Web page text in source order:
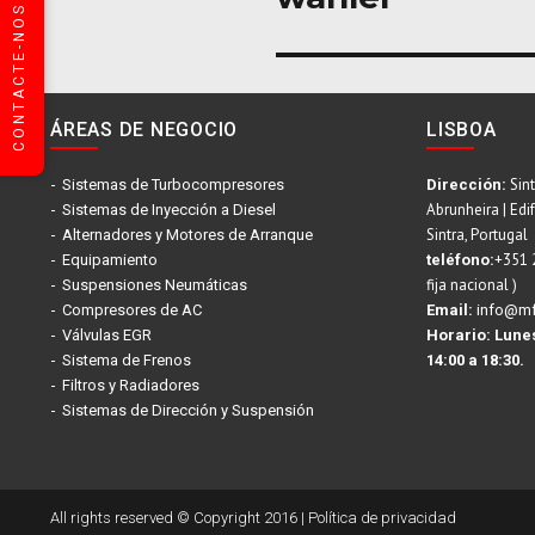
ÁREAS DE NEGOCIO
Sistemas de Turbocompresores
Sistemas de Inyección a Diesel
Alternadores y Motores de Arranque
Equipamiento
Suspensiones Neumáticas
Compresores de AC
Válvulas EGR
Sistema de Frenos
Filtros y Radiadores
Sistemas de Dirección y Suspensión
LISBOA
Dirección:
Abrunheira |
Sintra, Portugal
teléfono:+351
fija nacional )
Email:
Horario:
14:00 a 18:30.
All rights reserved © Copyright 2016 | Política de privacidad
CONTACTE-NOS